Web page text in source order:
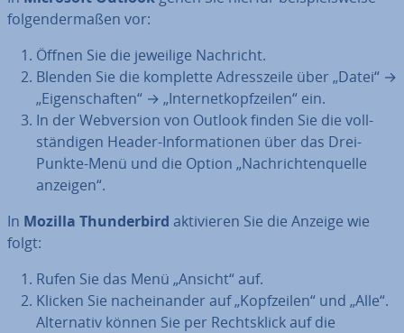
fol­gen­der­ma­ßen vor:
Öffnen Sie die jeweilige Nachricht.
Blenden Sie die komplette Adress­zei­le über „Datei“ →
„Ei­gen­schaf­ten“ → „In­ter­net­kopf­zei­len“ ein.
In der Web­ver­si­on von Outlook finden Sie die voll­
stän­di­gen Header-In­for­ma­tio­nen über das Drei-
Punkte-Menü und die Option „Nach­rich­ten­quel­le
anzeigen“.
In Mozilla Thun­der­bird ak­ti­vie­ren Sie die Anzeige wie
folgt:
Rufen Sie das Menü „Ansicht“ auf.
Klicken Sie nach­ein­an­der auf „Kopf­zei­len“ und „Alle“.
Al­ter­na­tiv können Sie per Rechts­klick auf die